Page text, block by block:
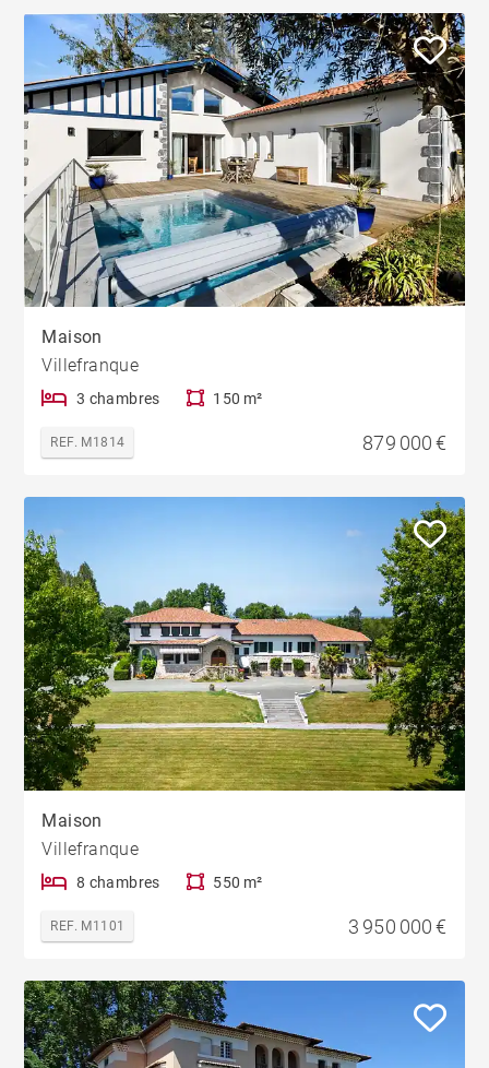
Maison
Villefranque
3 chambres 150 m²
REF. M1814 879 000 €
Maison
Villefranque
8 chambres 550 m²
REF. M1101 3 950 000 €